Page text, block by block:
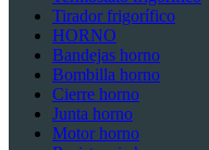
Tirador frigorífico
HORNO
Bandejas horno
Bombilla horno
Cierre horno
Junta horno
Motor horno